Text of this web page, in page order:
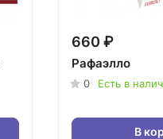
660 ₽
Рафаэлло
0 Есть в
В